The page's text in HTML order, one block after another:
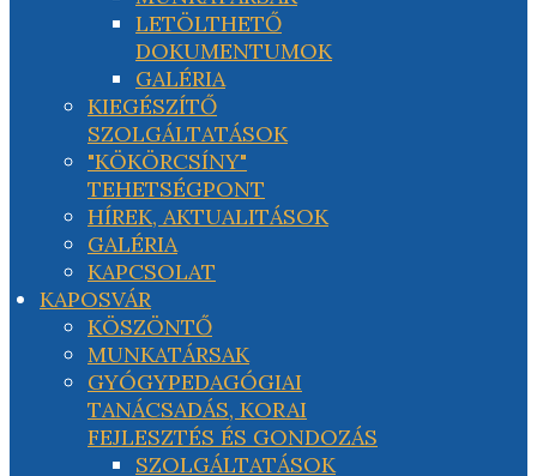
LETÖLTHETŐ
DOKUMENTUMOK
GALÉRIA
KIEGÉSZÍTŐ
SZOLGÁLTATÁSOK
"KÖKÖRCSÍNY"
TEHETSÉGPONT
HÍREK, AKTUALITÁSOK
GALÉRIA
KAPCSOLAT
KAPOSVÁR
KÖSZÖNTŐ
MUNKATÁRSAK
GYÓGYPEDAGÓGIAI
TANÁCSADÁS, KORAI
FEJLESZTÉS ÉS GONDOZÁS
SZOLGÁLTATÁSOK